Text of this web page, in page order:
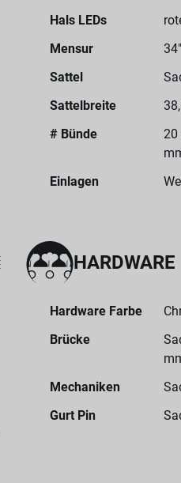
Hals LEDs
Mensur
Sattel
Sattelbreite
# Bünde
20
Einlagen
HARDWARE
Hardware Farbe
Brücke
Mechaniken
Gurt Pin